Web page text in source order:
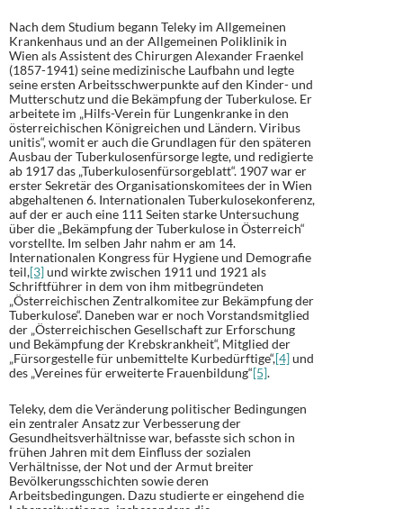
Nach dem Studium begann Teleky im Allgemeinen
Krankenhaus und an der Allgemeinen Poliklinik in
Wien als Assistent des Chirurgen Alexander Fraenkel
(1857-1941) seine medizinische Laufbahn und legte
seine ersten Arbeitsschwerpunkte auf den Kinder- und
Mutterschutz und die Bekämpfung der Tuberkulose. Er
arbeitete im „Hilfs-Verein für Lungenkranke in den
österreichischen Königreichen und Ländern. Viribus
unitis“, womit er auch die Grundlagen für den späteren
Ausbau der Tuberkulosenfürsorge legte, und redigierte
ab 1917 das „Tuberkulosenfürsorgeblatt“. 1907 war er
erster Sekretär des Organisationskomitees der in Wien
abgehaltenen 6. Internationalen Tuberkulosekonferenz,
auf der er auch eine 111 Seiten starke Untersuchung
über die „Bekämpfung der Tuberkulose in Österreich“
vorstellte. Im selben Jahr nahm er am 14.
Internationalen Kongress für Hygiene und Demografie
teil,[3]und wirkte zwischen 1911 und 1921 als
Schriftführer in dem von ihm mitbegründeten
„Österreichischen Zentralkomitee zur Bekämpfung der
Tuberkulose“. Daneben war er noch Vorstandsmitglied
der „Österreichischen Gesellschaft zur Erforschung
und Bekämpfung der Krebskrankheit“, Mitglied der
„Fürsorgestelle für unbemittelte Kurbedürftige“,[4]und
des „Vereines für erweiterte Frauenbildung“[5].
Teleky, dem die Veränderung politischer Bedingungen
ein zentraler Ansatz zur Verbesserung der
Gesundheitsverhältnisse war, befasste sich schon in
frühen Jahren mit dem Einfluss der sozialen
Verhältnisse, der Not und der Armut breiter
Bevölkerungsschichten sowie deren
Arbeitsbedingungen. Dazu studierte er eingehend die